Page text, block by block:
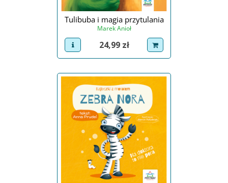
Tulibuba i magia przytulania
Marek Anioł
view product
Cena
24,99 zł dodaj do koszyka